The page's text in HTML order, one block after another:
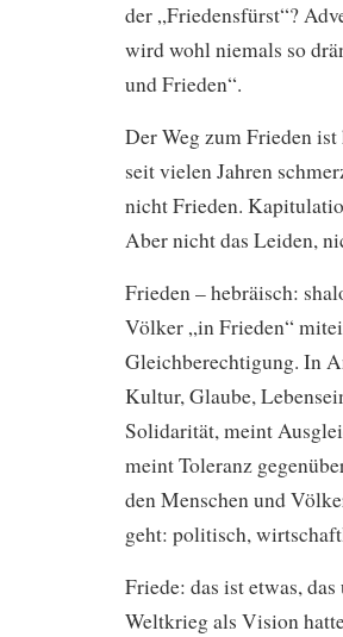
der „Friedensfürst“?
wird wohl niemals so
und Frieden“.
Der Weg zum Frieden
seit vielen Jahren
nicht Frieden.
Aber nicht das Leiden,
Frieden – hebräisch:
Völker „in Frieden“
Gleichberechtigung. In
Kultur, Glaube,
Solidarität, meint
meint Toleranz
den Menschen und
geht: politisch,
Friede: das ist etwas,
Weltkrieg als Vision